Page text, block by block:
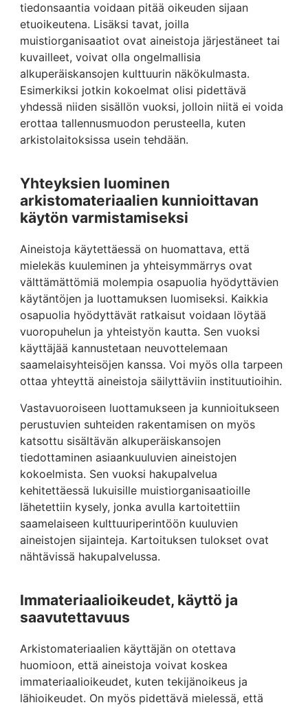
tiedonsaantia voidaan pitää oikeuden sijaan
etuoikeutena. Lisäksi tavat, joilla
muistiorganisaatiot ovat aineistoja järjestäneet tai
kuvailleet, voivat olla ongelmallisia
alkuperäiskansojen kulttuurin näkökulmasta.
Esimerkiksi jotkin kokoelmat olisi pidettävä
yhdessä niiden sisällön vuoksi, jolloin niitä ei voida
erottaa tallennusmuodon perusteella, kuten
arkistolaitoksissa usein tehdään.
Yhteyksien luominen
arkistomateriaalien kunnioittavan
käytön varmistamiseksi
Aineistoja käytettäessä on huomattava, että
mielekäs kuuleminen ja yhteisymmärrys ovat
välttämättömiä molempia osapuolia hyödyttävien
käytäntöjen ja luottamuksen luomiseksi. Kaikkia
osapuolia hyödyttävät ratkaisut voidaan löytää
vuoropuhelun ja yhteistyön kautta. Sen vuoksi
käyttäjää kannustetaan neuvottelemaan
saamelaisyhteisöjen kanssa. Voi myös olla tarpeen
ottaa yhteyttä aineistoja säilyttäviin instituutioihin.
Vastavuoroiseen luottamukseen ja kunnioitukseen
perustuvien suhteiden rakentamisen on myös
katsottu sisältävän alkuperäiskansojen
tiedottaminen asiaankuuluvien aineistojen
kokoelmista. Sen vuoksi hakupalvelua
kehitettäessä lukuisille muistiorganisaatioille
lähetettiin kysely, jonka avulla kartoitettiin
saamelaiseen kulttuuriperintöön kuuluvien
aineistojen sijainteja. Kartoituksen tulokset ovat
nähtävissä hakupalvelussa.
Immateriaalioikeudet, käyttö ja
saavutettavuus
Arkistomateriaalien käyttäjän on otettava
huomioon, että aineistoja voivat koskea
immateriaalioikeudet, kuten tekijänoikeus ja
lähioikeudet. On myös pidettävä mielessä, että